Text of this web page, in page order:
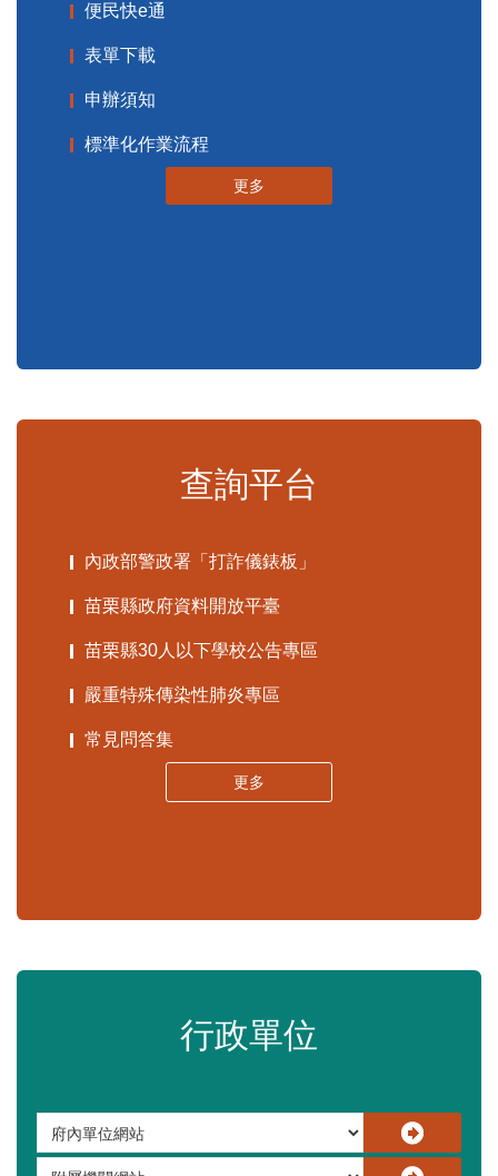
便民快e通
表單下載
申辦須知
標準化作業流程
更多
查詢平台
內政部警政署「打詐儀錶板」
苗栗縣政府資料開放平臺
苗栗縣30人以下學校公告專區
嚴重特殊傳染性肺炎專區
常見問答集
更多
行政單位